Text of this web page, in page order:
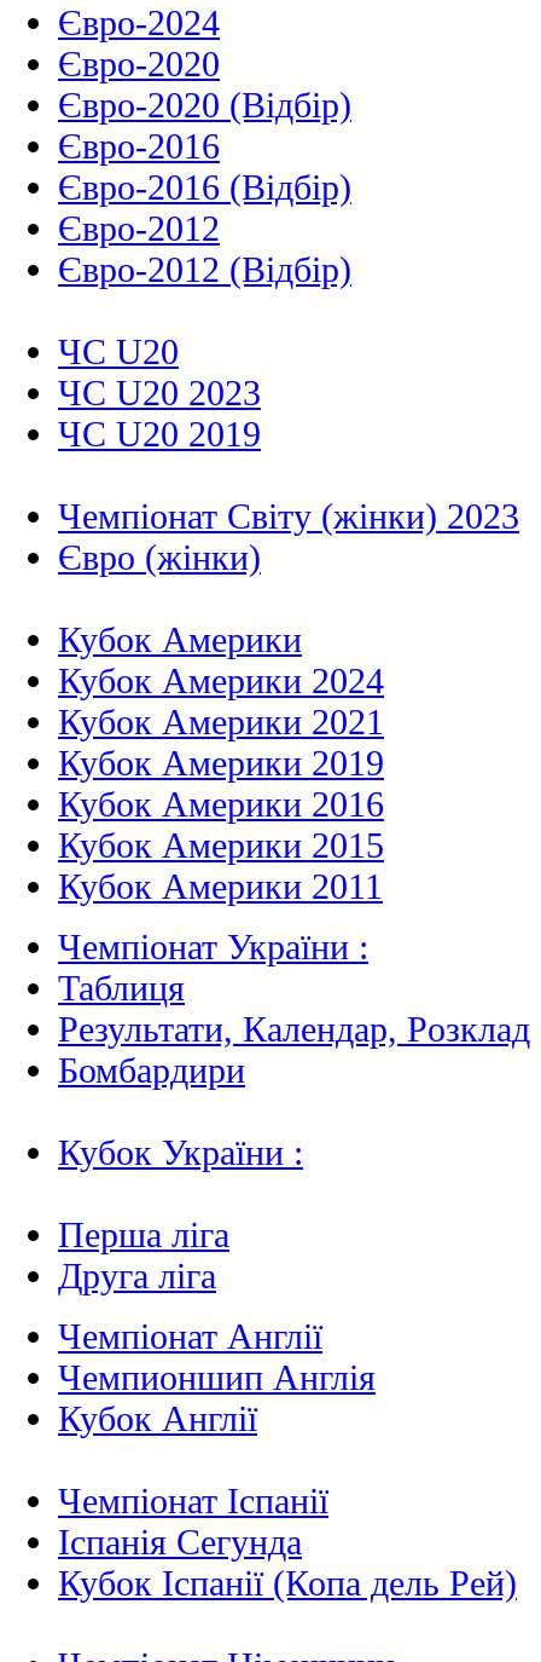
Євро-2024
Євро-2020
Євро-2020 (Відбір)
Євро-2016
Євро-2016 (Відбір)
Євро-2012
Євро-2012 (Відбір)
ЧС U20
ЧС U20 2023
ЧС U20 2019
Чемпіонат Світу (жінки) 2023
Євро (жінки)
Кубок Америки
Кубок Америки 2024
Кубок Америки 2021
Кубок Америки 2019
Кубок Америки 2016
Кубок Америки 2015
Кубок Америки 2011
Чемпіонат України :
Таблиця
Результати, Календар, Poзклад
Бомбардири
Кубок України :
Перша ліга
Друга ліга
Чемпіонат Англії
Чемпионшип Англія
Кубок Англії
Чемпіонат Іспанії
Іспанія Сегунда
Кубок Іспанії (Копа дель Рей)